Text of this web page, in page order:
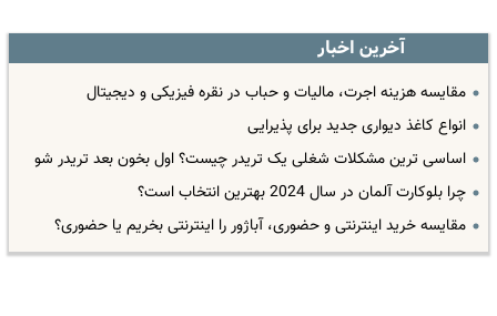
آخرین اخبار
مقایسه هزینه اجرت، مالیات و حباب در نقره فیزیکی و دیجیتال
انواع کاغذ دیواری جدید برای پذیرایی
اساسی ترین مشکلات شغلی یک تریدر چیست؟ اول بخون بعد تریدر شو
چرا بلوکارت آلمان در سال 2024 بهترین انتخاب است؟
مقایسه خرید اینترنتی و حضوری، آباژور را اینترنتی بخریم یا حضوری؟